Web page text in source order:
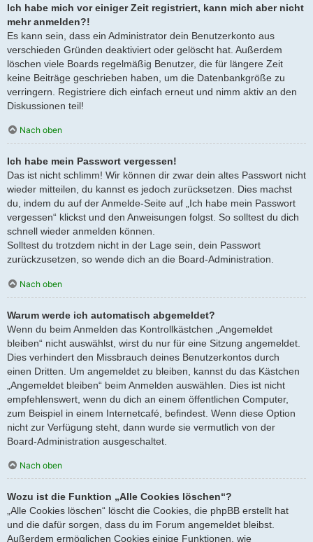
Ich habe mich vor einiger Zeit registriert, kann mich aber nicht
mehr anmelden?!
Es kann sein, dass ein Administrator dein Benutzerkonto aus
verschieden Gründen deaktiviert oder gelöscht hat. Außerdem
löschen viele Boards regelmäßig Benutzer, die für längere Zeit
keine Beiträge geschrieben haben, um die Datenbankgröße zu
verringern. Registriere dich einfach erneut und nimm aktiv an den
Diskussionen teil!
Nach oben
Ich habe mein Passwort vergessen!
Das ist nicht schlimm! Wir können dir zwar dein altes Passwort nicht
wieder mitteilen, du kannst es jedoch zurücksetzen. Dies machst
du, indem du auf der Anmelde-Seite auf „Ich habe mein Passwort
vergessen“ klickst und den Anweisungen folgst. So solltest du dich
schnell wieder anmelden können.
Solltest du trotzdem nicht in der Lage sein, dein Passwort
zurückzusetzen, so wende dich an die Board-Administration.
Nach oben
Warum werde ich automatisch abgemeldet?
Wenn du beim Anmelden das Kontrollkästchen „Angemeldet
bleiben“ nicht auswählst, wirst du nur für eine Sitzung angemeldet.
Dies verhindert den Missbrauch deines Benutzerkontos durch
einen Dritten. Um angemeldet zu bleiben, kannst du das Kästchen
„Angemeldet bleiben“ beim Anmelden auswählen. Dies ist nicht
empfehlenswert, wenn du dich an einem öffentlichen Computer,
zum Beispiel in einem Internetcafé, befindest. Wenn diese Option
nicht zur Verfügung steht, dann wurde sie vermutlich von der
Board-Administration ausgeschaltet.
Nach oben
Wozu ist die Funktion „Alle Cookies löschen“?
„Alle Cookies löschen“ löscht die Cookies, die phpBB erstellt hat
und die dafür sorgen, dass du im Forum angemeldet bleibst.
Außerdem ermöglichen Cookies einige Funktionen, wie